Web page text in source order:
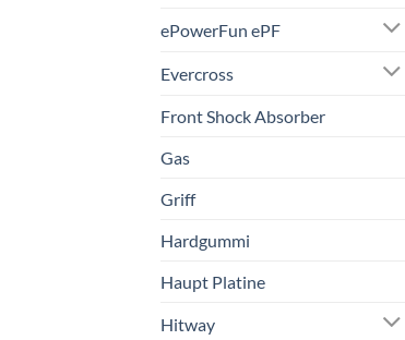
ePowerFun ePF
Evercross
Front Shock Absorber
Gas
Griff
Hardgummi
Haupt Platine
Hitway